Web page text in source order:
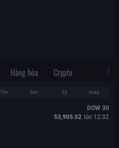
Hàng hóa Crypto
1m 6m 1y max
DOW 30
53,905.52 lúc 12:32